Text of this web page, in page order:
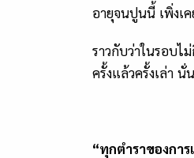
อายุจนปูนนี้ เพิ่งเ
ราวกับว่าในรอบ
ครั้งแล้วครั้งเล่า
“ทุกตำราของก